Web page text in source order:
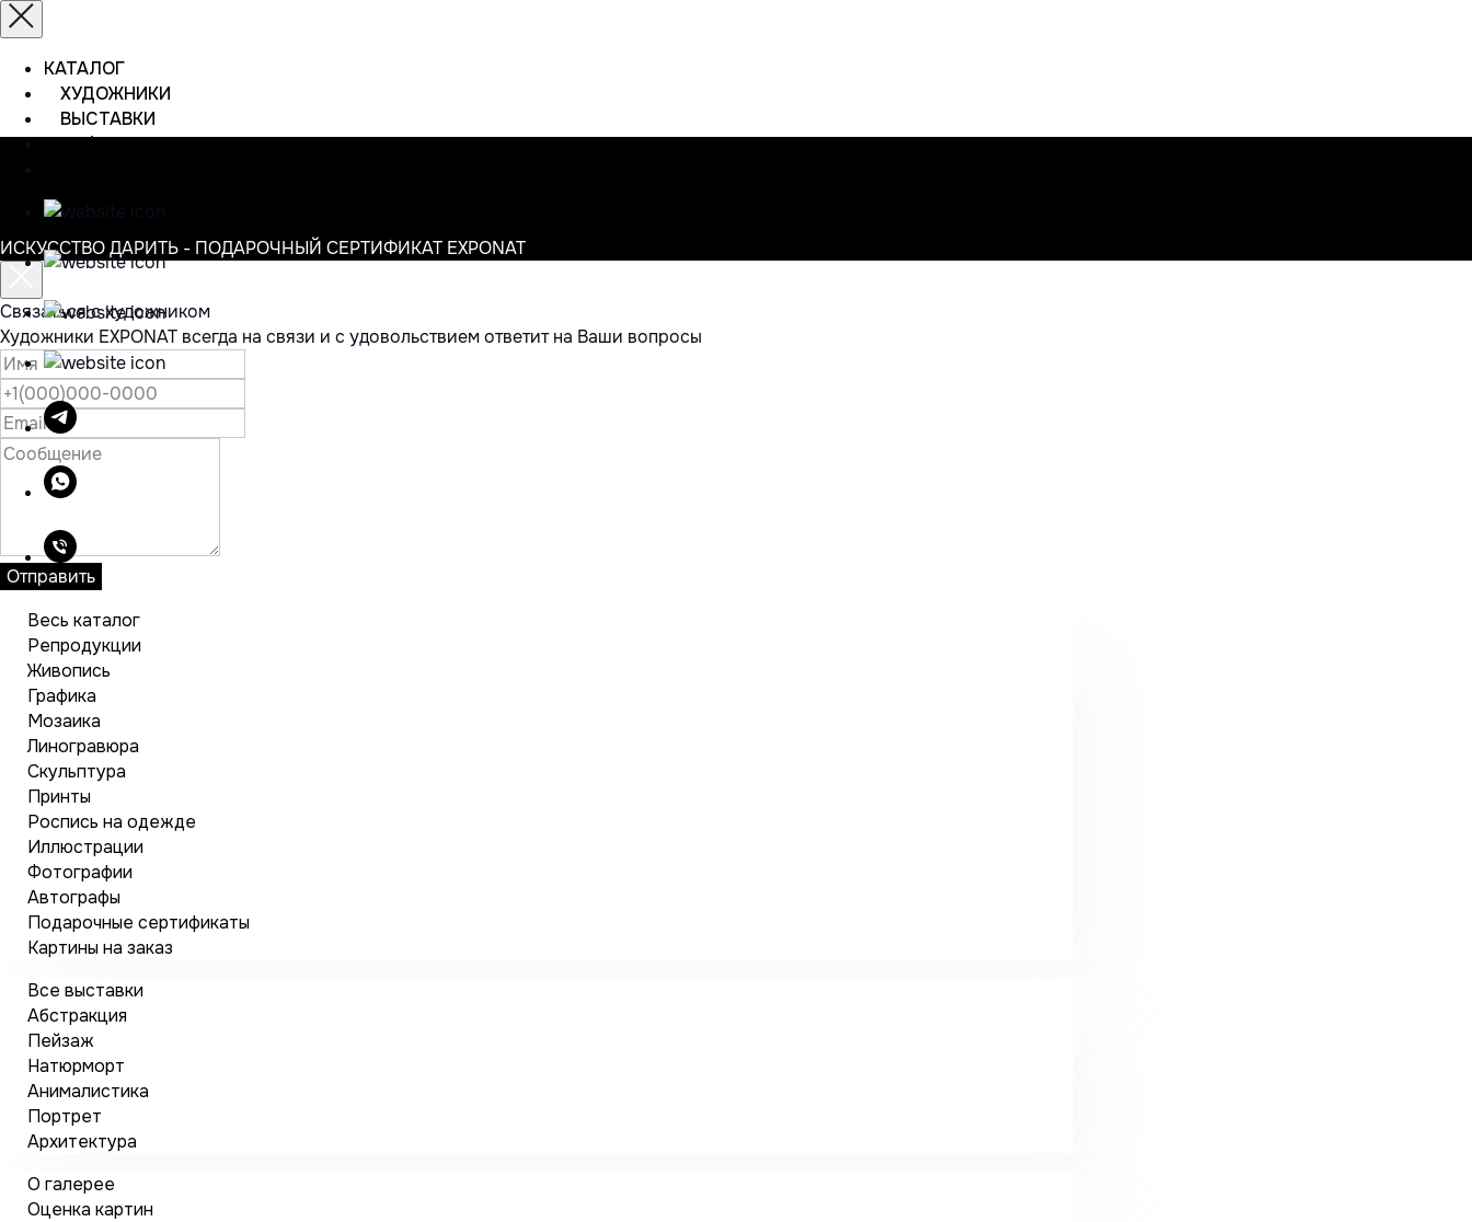
КАТАЛОГ
ХУДОЖНИКИ
ВЫСТАВКИ
ИНФОРМАЦИЯ
ИСКУССТВО ДАРИТЬ - ПОДАРОЧНЫЙ СЕРТИФИКАТ EXPONAT
Связаться с художником
Художники EXPONAT всегда на связи и с удовольствием ответит на Ваши вопросы
Отправить
Весь каталог
Репродукции
Живопись
Графика
Мозаика
Линогравюра
Скульптура
Принты
Роспись на одежде
Иллюстрации
Фотографии
Автографы
Подарочные сертификаты
Картины на заказ
Все выставки
Абстракция
Пейзаж
Натюрморт
Анималистика
Портрет
Архитектура
О галерее
Оценка картин